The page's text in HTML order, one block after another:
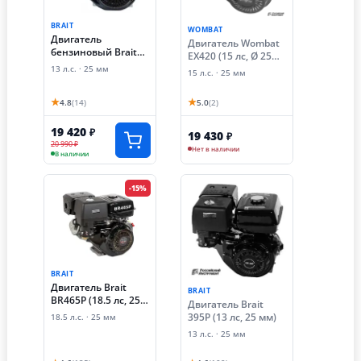
BRAIT
Двигатель
бензиновый Brait
GE1325 (13 лс, 25
13 л.с. · 25 мм
★4.8(14)
19 420 ₽
20 990 ₽
В наличии
WOMBAT
Двигатель Wombat
EX420 (15 лс, Ø 25
мм)
15 л.с. · 25 мм
★5.0(2)
19 430 ₽
Нет в наличии
-15%
BRAIT
Двигатель Brait
BR465P (18.5 лс, 25
мм)
18.5 л.с. · 25 мм
BRAIT
Двигатель Brait
395P (13 лс, 25 мм)
13 л.с. · 25 мм